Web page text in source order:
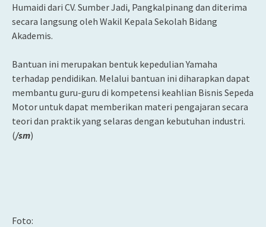
Humaidi dari CV. Sumber Jadi, Pangkalpinang dan diterima
secara langsung oleh Wakil Kepala Sekolah Bidang
Akademis.
Bantuan ini merupakan bentuk kepedulian Yamaha
terhadap pendidikan. Melalui bantuan ini diharapkan dapat
membantu guru-guru di kompetensi keahlian Bisnis Sepeda
Motor untuk dapat memberikan materi pengajaran secara
teori dan praktik yang selaras dengan kebutuhan industri.
(/sm)
Foto: